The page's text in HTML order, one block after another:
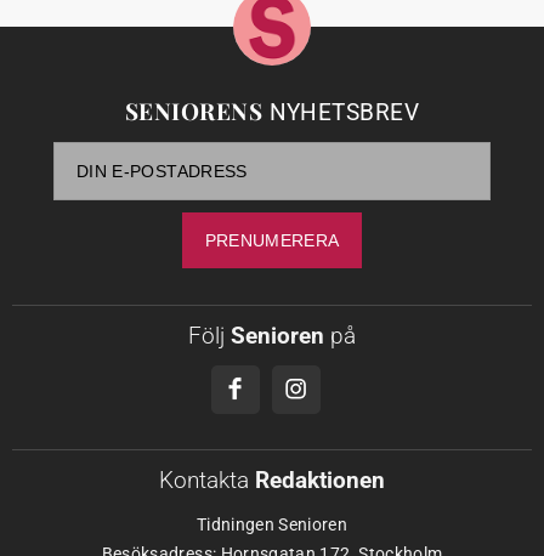
SENIORENS NYHETSBREV
Följ Senioren på
Kontakta Redaktionen
Tidningen Senioren